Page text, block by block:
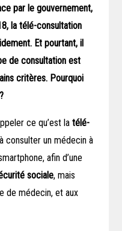
par le gouvernement,
la télé-consultation
Et pourtant, il
de consultation est
critères. Pourquoi
ce qu’est latélé-
consulter un médecin à
afin d’une
sociale, mais
de médecin, et aux